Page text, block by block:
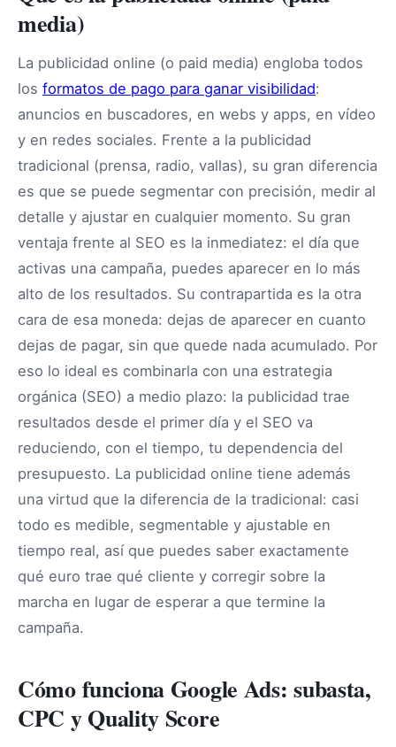
media)
La publicidad online (o paid media) engloba todos
los formatos de pago para ganar visibilidad:
anuncios en buscadores, en webs y apps, en vídeo
y en redes sociales. Frente a la publicidad
tradicional (prensa, radio, vallas), su gran diferencia
es que se puede segmentar con precisión, medir al
detalle y ajustar en cualquier momento. Su gran
ventaja frente al SEO es la inmediatez: el día que
activas una campaña, puedes aparecer en lo más
alto de los resultados. Su contrapartida es la otra
cara de esa moneda: dejas de aparecer en cuanto
dejas de pagar, sin que quede nada acumulado. Por
eso lo ideal es combinarla con una estrategia
orgánica (SEO) a medio plazo: la publicidad trae
resultados desde el primer día y el SEO va
reduciendo, con el tiempo, tu dependencia del
presupuesto. La publicidad online tiene además
una virtud que la diferencia de la tradicional: casi
todo es medible, segmentable y ajustable en
tiempo real, así que puedes saber exactamente
qué euro trae qué cliente y corregir sobre la
marcha en lugar de esperar a que termine la
campaña.
Cómo funciona Google Ads: subasta,
CPC y Quality Score